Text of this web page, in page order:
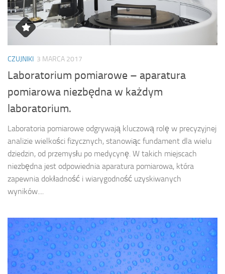
CZUJNIKI 3 MARCA 2017
Laboratorium pomiarowe – aparatura
pomiarowa niezbędna w każdym
laboratorium.
Laboratoria pomiarowe odgrywają kluczową rolę w precyzyjnej
analizie wielkości fizycznych, stanowiąc fundament dla wielu
dziedzin, od przemysłu po medycynę. W takich miejscach
niezbędna jest odpowiednia aparatura pomiarowa, która
zapewnia dokładność i wiarygodność uzyskiwanych
wyników....